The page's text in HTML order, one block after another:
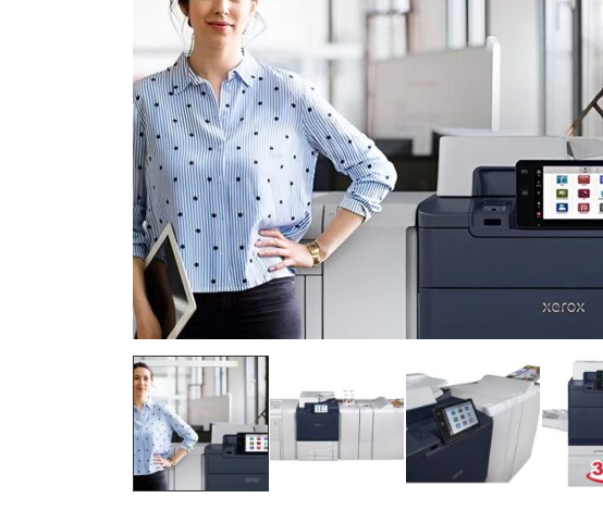
Telefon:
Adress:
Postleitzahl:
Stadt:
Frau Herr